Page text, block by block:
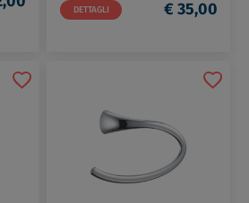
DETTAGLI € 35,00